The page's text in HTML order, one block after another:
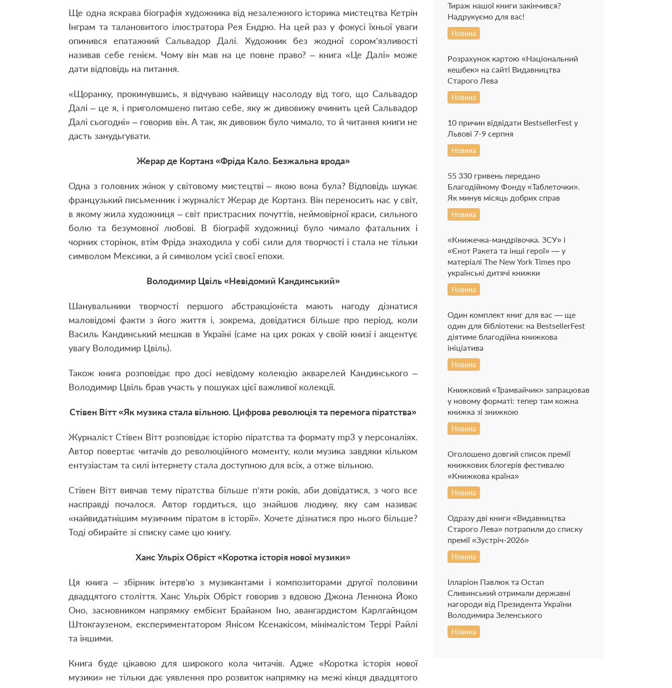
Ще одна яскрава біографія художника від незалежного історика мистецтва Кетрін
Інграм та талановитого ілюстратора Рея Ендрю. На цей раз у фокусі їхньої уваги
опинився епатажний Сальвадор Далі. Художник без жодної сором’язливості
називав себе генієм. Чому він мав на це повне право? – книга «Це Далі» може
дати відповідь на питання.
«Щоранку, прокинувшись, я відчуваю найвищу насолоду від того, що Сальвадор
Далі – це я, і приголомшено питаю себе, яку ж дивовижу вчинить цей Сальвадор
Далі сьогодні» – говорив він. А так, як дивовиж було чимало, то й читання книги не
дасть занудьгувати.
Жерар де Кортанз «Фріда Кало. Безжальна врода»
Одна з головних жінок у світовому мистецтві – якою вона була? Відповідь шукає
французький письменник і журналіст Жерар де Кортанз. Він переносить нас у світ,
в якому жила художниця – світ пристрасних почуттів, неймовірної краси, сильного
болю та безумовної любові. В біографії художниці було чимало фатальних і
чорних сторінок, втім Фріда знаходила у собі сили для творчості і стала не тільки
символом Мексики, а й символом усієї своєї епохи.
Володимир Цвіль «Невідомий Кандинський»
Шанувальники творчості першого абстракціоніста мають нагоду дізнатися
маловідомі факти з його життя і, зокрема, довідатися більше про період, коли
Василь Кандинський мешкав в Україні (саме на цих роках у своїй книзі і акцентує
увагу Володимир Цвіль).
Також книга розповідає про досі невідому колекцію акварелей Кандинського –
Володимир Цвіль брав участь у пошуках цієї важливої колекції.
Стівен Вітт «Як музика стала вільною. Цифрова революція та перемога піратства»
Журналіст Стівен Вітт розповідає історію піратства та формату mp3 у персоналіях.
Автор повертає читачів до революційного моменту, коли музика завдяки кільком
ентузіастам та силі інтернету стала доступною для всіх, а отже вільною.
Стівен Вітт вивчав тему піратства більше п’яти років, аби довідатися, з чого все
насправді почалося. Автор гордиться, що знайшов людину, яку сам називає
«найвидатнішим музичним піратом в історії». Хочете дізнатися про нього більше?
Тоді обирайте зі списку саме цю книгу.
Ханс Ульріх Обріст «Коротка історія нової музики»
Ця книга – збірник інтерв’ю з музикантами і композиторами другої половини
двадцятого століття. Ханс Ульріх Обріст говорив з вдовою Джона Леннона Йоко
Оно, засновником напрямку ембієнт Брайаном Іно, авангардистом Карлгайнцом
Штокгаузеном, експериментатором Янісом Ксенакісом, мінімалістом Террі Райлі
та іншими.
Книга буде цікавою для широкого кола читачів. Адже «Коротка історія нової
музики» не тільки дає уявлення про розвиток напрямку на межі кінця двадцятого
Тираж нашої книги закінчився?
Надрукуємо для вас!
Новина
Розрахунок картою «Національний
кешбек» на сайті Видавництва
Старого Лева
Новина
10 причин відвідати BestsellerFest у
Львові 7-9 серпня
Новина
55 330 гривень передано
Благодійному Фонду «Таблеточки».
Як минув місяць добрих справ
Новина
«Книжечка-мандрівочка. ЗСУ» і
«Єнот Ракета та інші герої» — у
матеріалі The New York Times про
українські дитячі книжки
Новина
Один комплект книг для вас — ще
один для бібліотеки: на BestsellerFest
діятиме благодійна книжкова
ініціатива
Новина
Книжковий «Трамвайчик» запрацював
у новому форматі: тепер там кожна
книжка зі знижкою
Новина
Оголошено довгий список премії
книжкових блогерів фестивалю
«Книжкова країна»
Новина
Одразу дві книги «Видавництва
Старого Лева» потрапили до списку
премії «Зустріч-2026»
Новина
Ілларіон Павлюк та Остап
Сливинський отримали державні
нагороди від Президента України
Володимира Зеленського
Новина